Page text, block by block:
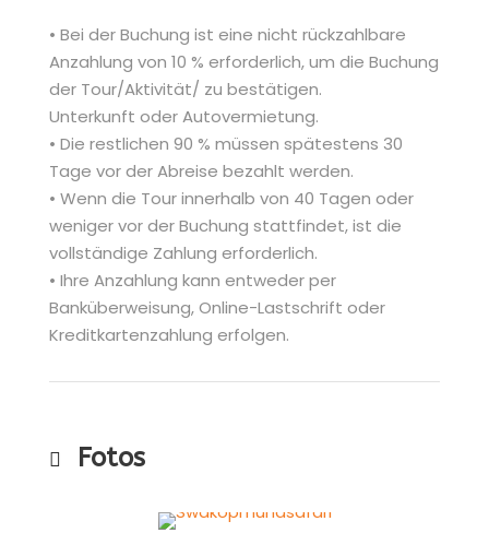
• Bei der Buchung ist eine nicht rückzahlbare
Anzahlung von 10 % erforderlich, um die Buchung
der Tour/Aktivität/ zu bestätigen.
Unterkunft oder Autovermietung.
• Die restlichen 90 % müssen spätestens 30
Tage vor der Abreise bezahlt werden.
• Wenn die Tour innerhalb von 40 Tagen oder
weniger vor der Buchung stattfindet, ist die
vollständige Zahlung erforderlich.
• Ihre Anzahlung kann entweder per
Banküberweisung, Online-Lastschrift oder
Kreditkartenzahlung erfolgen.
Fotos